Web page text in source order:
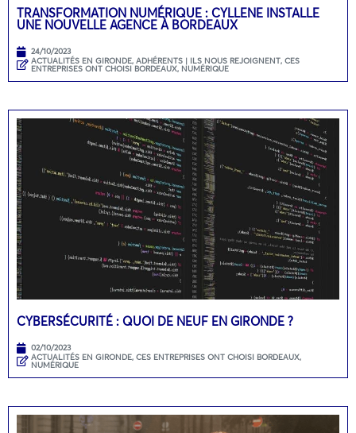
TRANSFORMATION NUMÉRIQUE : CYLLENE INSTALLE
UNE NOUVELLE AGENCE À BORDEAUX
24/10/2023
ACTUALITÉS EN GIRONDE, ADHÉRENTS | ILS NOUS REJOIGNENT, CES
ENTREPRISES ONT CHOISI BORDEAUX, NUMÉRIQUE
CYBERSÉCURITÉ : QUOI DE NEUF EN GIRONDE ?
02/10/2023
ACTUALITÉS EN GIRONDE, CES ENTREPRISES ONT CHOISI BORDEAUX,
NUMÉRIQUE